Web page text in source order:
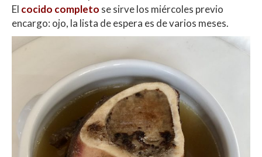
El cocido completo se sirve los miércoles previo
encargo: ojo, la lista de espera es de varios meses.